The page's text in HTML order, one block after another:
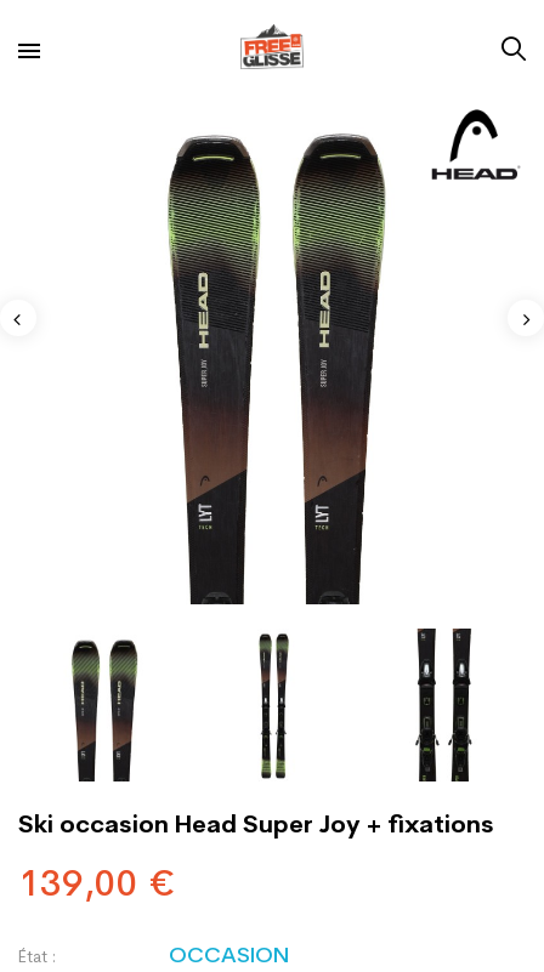
Ski occasion Head Super Joy + fixations
139,00 €
État : OCCASION